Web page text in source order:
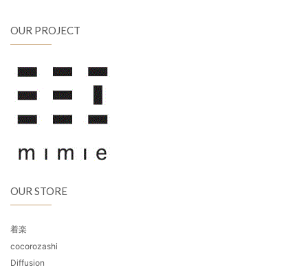
OUR PROJECT
OUR STORE
着楽
cocorozashi
Diffusion